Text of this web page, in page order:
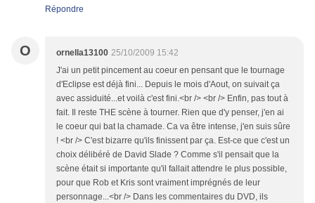
Répondre
O ornella13100 25/10/2009 15:42
J'ai un petit pincement au coeur en pensant que le tournage
d'Eclipse est déjà fini... Depuis le mois d'Aout, on suivait ça
avec assiduité...et voilà c'est fini.<br /> <br /> Enfin, pas tout à
fait. Il reste THE scène à tourner. Rien que d'y penser, j'en ai
le coeur qui bat la chamade. Ca va être intense, j'en suis sûre
! <br /> C'est bizarre qu'ils finissent par ça. Est-ce que c'est un
choix délibéré de David Slade ? Comme s'il pensait que la
scène était si importante qu'il fallait attendre le plus possible,
pour que Rob et Kris sont vraiment imprégnés de leur
personnage...<br /> Dans les commentaires du DVD, ils